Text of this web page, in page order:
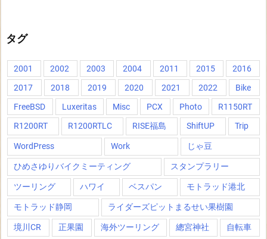
タグ
2001 2002 2003 2004 2011 2015
2016
2017
2018 2019 2020 2021 2022
Bike
FreeBSD
Luxeritas Misc PCX Photo
R1150RT
R1200RT
R1200RTLC RISE福島 ShiftUP Trip
WordPress Work じゃ豆
ひめさゆりバイクミーティング スタンプラリー
ツーリング ハワイ ベスパン モトラッド港北
モトラッド静岡 ライダーズピットまるせい果樹園
境川CR 正果園 海外ツーリング 總宮神社 自転車